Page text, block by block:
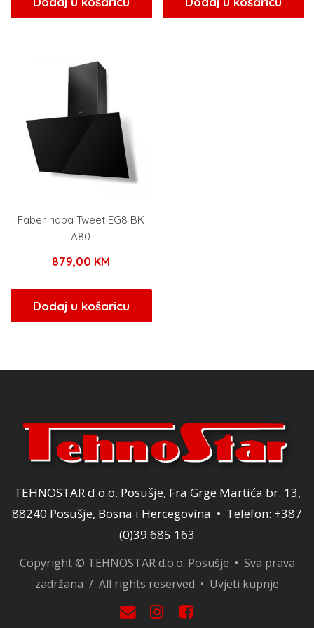
Faber napa Tweet EG8 BK
A80
879,00 KM
Dodaj u košaricu
TEHNOSTAR d.o.o. Posušje, Fra Grge Martića br. 13,
88240 Posušje, Bosna i Hercegovina • Telefon: +387
(0)39 685 163
Copyright © TEHNOSTAR d.o.o. Posušje • Sva prava
zadržana / All rights reserved • Uvjeti kupnje